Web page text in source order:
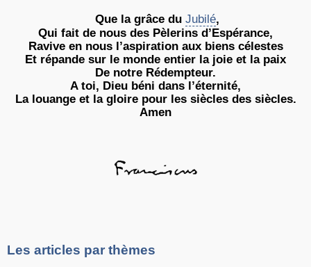
Que la grâce du Jubilé,
Qui fait de nous des Pèlerins d’Espérance,
Ravive en nous l’aspiration aux biens célestes
Et répande sur le monde entier la joie et la paix
De notre Rédempteur.
A toi, Dieu béni dans l’éternité,
La louange et la gloire pour les siècles des siècles.
Amen
Les articles par thèmes